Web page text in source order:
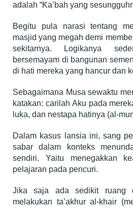
adalah “Ka’bah yang
Begitu pula narasi tentang
masjid yang megah demi
sekitarnya. Logikanya
bersemayam di bangunan
di hati mereka yang hancur dan
Sebagaimana Musa sewaktu
katakan: carilah Aku pada
luka, dan nestapa hatinya (al-
​Dalam kasus lansia ini, sang
sabar dalam konteks
sendiri. Yaitu menegakkan
pelajaran pada pencuri.
Jika saja ada sedikit ruang
melakukan ta’akhur al-khair